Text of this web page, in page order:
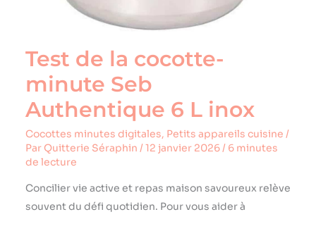
Test de la cocotte-
minute Seb
Authentique 6 L inox
Cocottes minutes digitales, Petits appareils cuisine /
Par Quitterie Séraphin /12 janvier 2026/ 6 minutes
de lecture
Concilier vie active et repas maison savoureux relève
souvent du défi quotidien. Pour vous aider à